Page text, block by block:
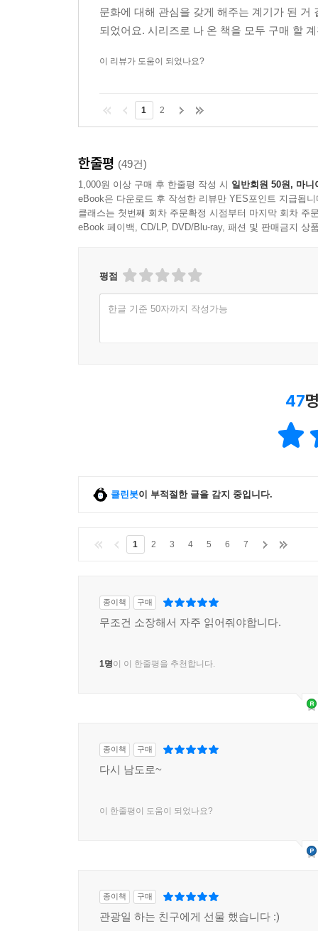
문화에 대해 관심을 갖게 해주는 계기가 된
되었어요. 시리즈로 나 온 책을 모두 구매 할
이 리뷰가 도움이 되었나요?
1 2
한줄평 (49건)
1,000원 이상 구매 후 한줄평 작성 시 일반회원 50원, 마니
eBook은 다운로드 후 작성한 리뷰만 YES포인트 지급됩니
클래스는 첫번째 회차 주문확정 시점부터 마지막 회차 주
eBook 페이백, CD/LP, DVD/Blu-ray, 패션 및 판매금지 상
평점
한글 기준 50자까지 작성가능
47
클린봇이 부적절한 글을 감지 중입니다.
1 2 3 4 5 6 7
종이책 구매
무조건 소장해서 자주 읽어줘야합니다.
1명이 이 한줄평을 추천합니다.
종이책 구매
다시 남도로~
이 한줄평이 도움이 되었나요?
종이책 구매
관광일 하는 친구에게 선물 했습니다 :)